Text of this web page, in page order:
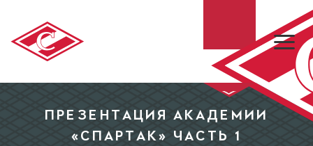
ХК «СПАРТАК»
ПРЕЗЕНТАЦИЯ АКАДЕМИИ
«СПАРТАК» ЧАСТЬ 1